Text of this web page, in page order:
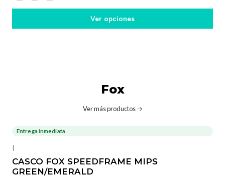
Ver opciones
Fox
Ver más productos
Entrega inmediata
|
CASCO FOX SPEEDFRAME MIPS
GREEN/EMERALD